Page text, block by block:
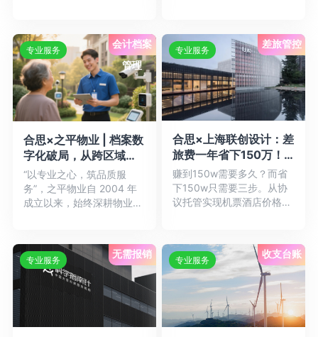
会计档案
管理
专业服务
合思×之平物业 | 档案数
字化破局，从跨区域难
题到智慧管理
“以专业之心，筑品质服
务”，之平物业自 2004 年
成立以来，始终深耕物业管
差旅管控
专业服务
合思×上海联创设计：差
旅费一年省下150万！
这家设计巨头做对了什
么？
赚到150w需要多久？而省
下150w只需要三步。从协
议托管实现机票酒店价格
无需报销
专业服务
收支台账
专业服务